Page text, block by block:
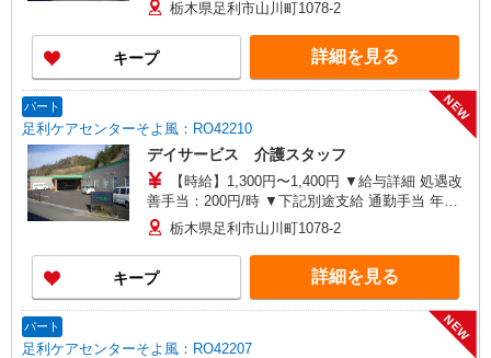
時〜1/324時 寸志あり：年2回（6月・12月） ※業
績による ※処遇改善手当は試用期間中(3ヶ月)は支
給なし
栃木県足利市山川町1078-2
キープ 詳細を見る
パート
足利ケアセンターそよ風：RO42210
NEW
デイサービス 介護スタッフ
【時給】1,300円〜1,400円 ▼給与詳細 処遇改
善手当：200円/時 ▼下記別途支給 通勤手当 年末
年始手当：380円/時 寸志あり：年2回（6月・12
月） ※業績による ※処遇改善手当は試用期間中(3
ヶ月)は支給なし
栃木県足利市山川町1078-2
キープ 詳細を見る
パート
足利ケアセンターそよ風：RO42207
NEW